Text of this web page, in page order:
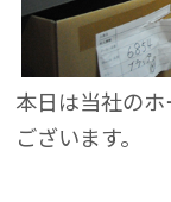
本日は当社の
ございます。